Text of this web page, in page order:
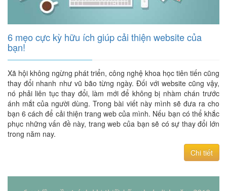
6 mẹo cực kỳ hữu ích giúp cải thiện website của
bạn!
Xã hội không ngừng phát triển, công nghệ khoa học tiên tiến cũng
thay đổi nhanh như vũ bão từng ngày. Đối với website cũng vậy,
nó phải liên tục thay đổi, làm mới để không bị nhàm chán trước
ánh mắt của người dùng. Trong bài viết này mình sẽ đưa ra cho
bạn 6 cách để cải thiện trang web của mình. Nếu bạn có thể khắc
phục những vấn đề này, trang web của bạn sẽ có sự thay đổi lớn
trong năm nay.
Chi tiết